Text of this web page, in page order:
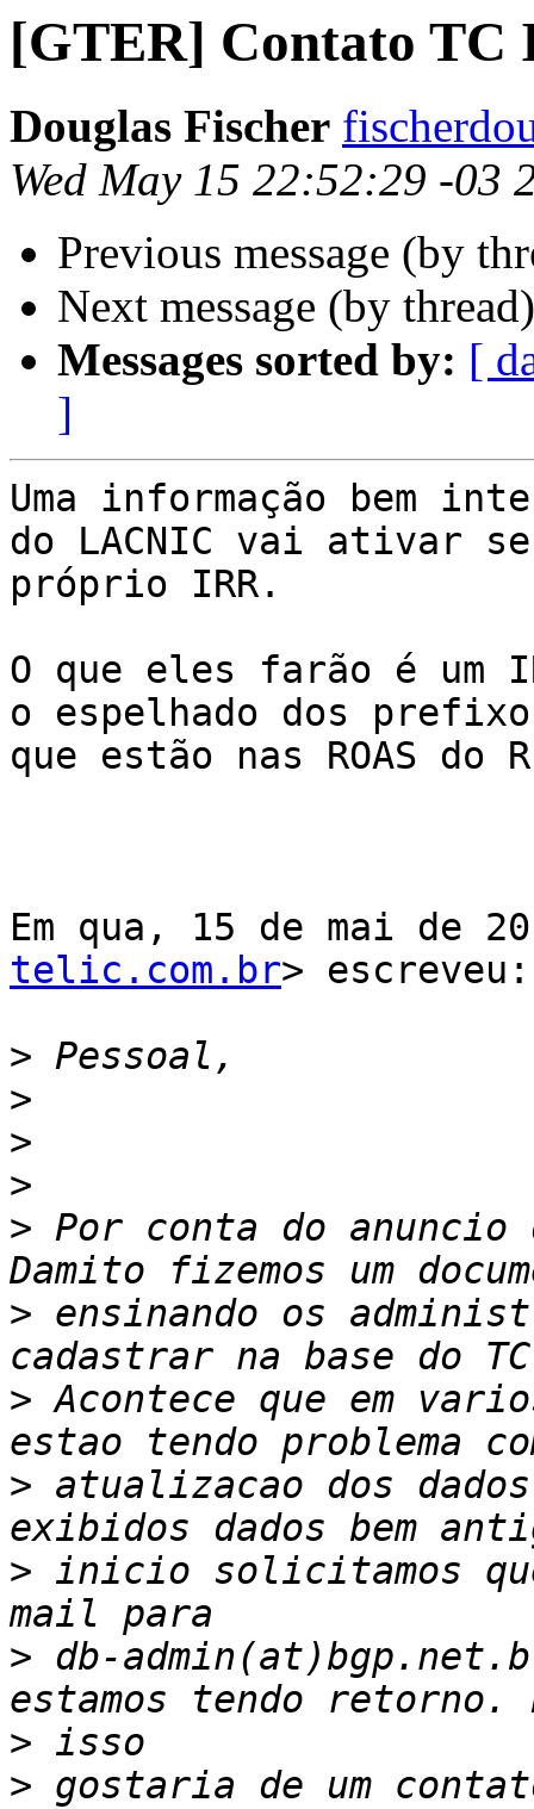
[GTER] Contato TC
Douglas Fischer
Wed May 15 22:52:29 -03
Previous message (by
Next message (by
Messages sorted by: [
]
Uma informação bem
do LACNIC vai ativar
próprio IRR.
O que eles farão é um
o espelhado dos
que estão nas ROAS do
Em qua, 15 de mai de
telic.com.br> escreveu:
>
>
>
>
> Por conta do
> ensinando os
> Acontece que em
> atualizacao dos
> inicio solicitamos
> db-
>
> gostaria de um